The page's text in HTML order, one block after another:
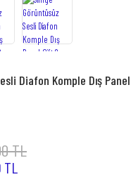
Diafon Komple Dış
TL